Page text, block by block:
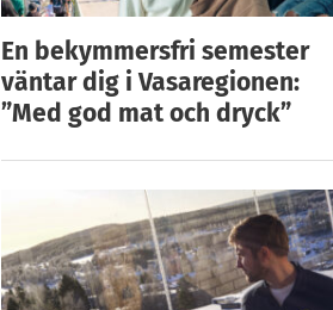
En bekymmersfri semester
väntar dig i Vasaregionen:
”Med god mat och dryck”